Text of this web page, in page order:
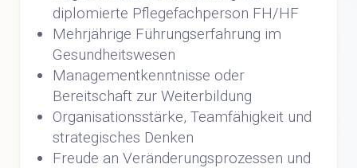
diplomierte Pflegefachperson FH/HF
Mehrjährige Führungserfahrung im
Gesundheitswesen
Managementkenntnisse oder
Bereitschaft zur Weiterbildung
Organisationsstärke, Teamfähigkeit und
strategisches Denken
Freude an Veränderungsprozessen und